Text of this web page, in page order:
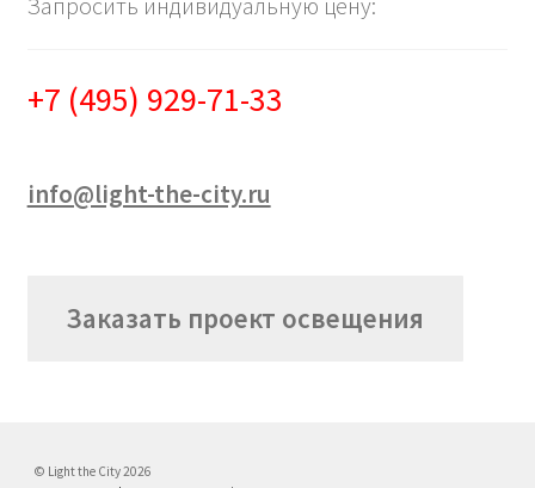
+7 (495) 929-71-33
info@light-the-city.ru
Заказать проект освещения
© Light the City 2026